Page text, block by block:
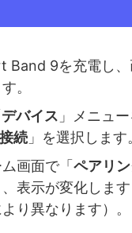
Band 9を充電し
。
デバイス 」メニュー
続 」を選択します
画面で「ペアリ
表示が変化しま
り異なります）。